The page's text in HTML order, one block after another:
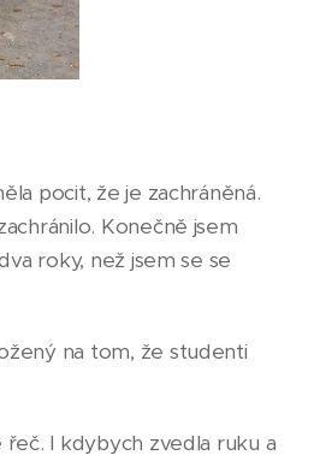
pocit, že je zachráněná.
Konečně jsem
roky, než jsem se se
na tom, že studenti
I kdybych zvedla ruku a